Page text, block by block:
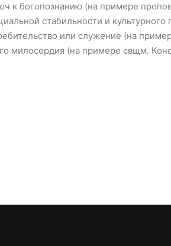
к богопознанию (на примере
стабильности и
или служение (на
милосердия (на примере свщм.